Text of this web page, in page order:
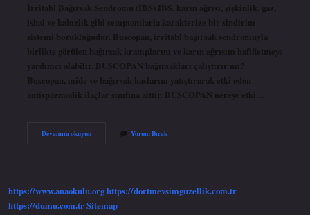
İrritabl Bağırsak Sendromu (IBS) IBS, karın ağrısı, şişkinlik, gaz,
ishal ve kabızlık gibi semptomlarla karakterize bir sindirim
sistemi bozukluğudur. Buscopan, irritabl bağırsak sendromuyla
birlikte görülen bağırsak kramplarını ve karın ağrısını hafifletmeye
yardımcı olabilir. BUSCOPAN bağırsakları çalıştırır mı?
Buscopan, mide ve bağırsak kaslarını yatıştırarak etki eden
antispazmodik ilaçlar sınıfına aittir. BUSCOPAN nereye etki…
Devamını okuyunBuscopan
Yorum Bırak
https://www.anaokulu.orghttps://dortmevsimguzellik.com.tr
https://dumu.com.trSitemap